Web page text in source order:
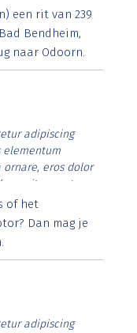
id rutrum lorem
posuere.
een rit van 239
Bendheim,
naar Odoorn.
adipiscing
elementum
ornare, eros dolor
vitae erat.
rutrum lorem
posuere.
of het
Dan mag je
adipiscing